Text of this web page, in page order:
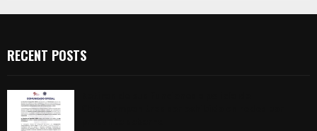
RECENT POSTS